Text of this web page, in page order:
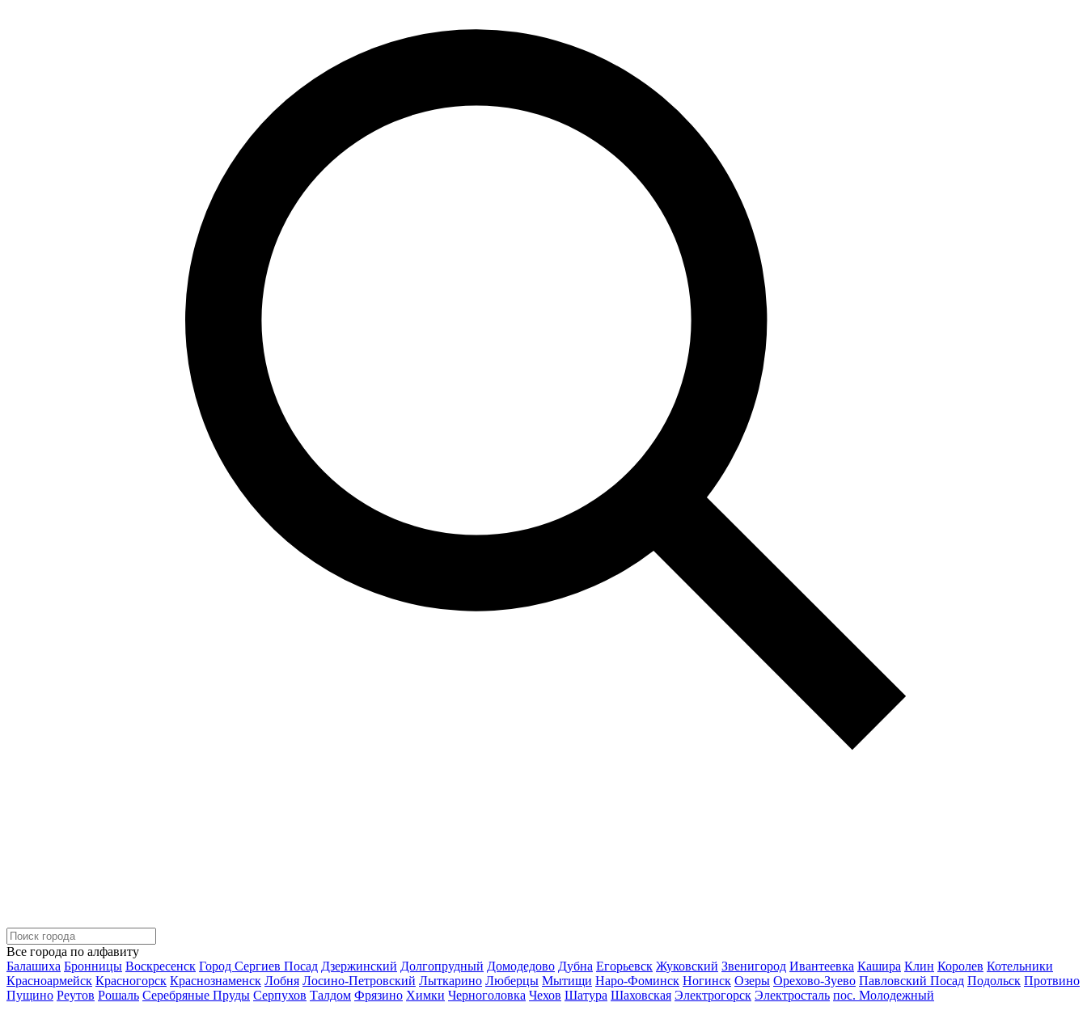
Все города по алфавиту
Балашиха Бронницы Воскресенск Город Сергиев Посад Дзержинский Долгопрудный Домодедово Дубна Егорьевск Жуковский Звенигород Ивантеевка Кашира Клин Королев Котельники
Красноармейск Красногорск Краснознаменск Лобня Лосино-Петровский Лыткарино Люберцы Мытищи Наро-Фоминск Ногинск Озеры Орехово-Зуево Павловский Посад Подольск Протвино
Пущино Реутов Рошаль Серебряные Пруды Серпухов Талдом Фрязино Химки Черноголовка Чехов Шатура Шаховская Электрогорск Электросталь пос. Молодежный